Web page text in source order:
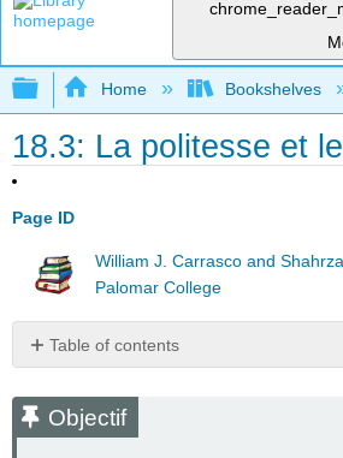
Expand/collapse global
Home Bookshelves
18.3: La politesse et
Page ID
William J. Carrasco and
Palomar College
Table of contents
On
étudie
Objectif